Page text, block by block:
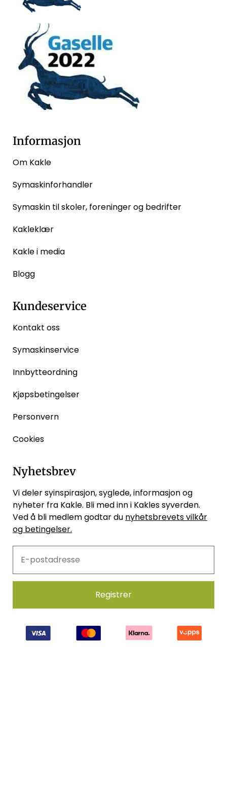
Informasjon
Om Kakle
Symaskinforhandler
Symaskin til skoler, foreninger og bedrifter
Kakleklær
Kakle i media
Blogg
Kundeservice
Kontakt oss
Symaskinservice
Innbytteordning
Kjøpsbetingelser
Personvern
Cookies
Nyhetsbrev
Vi deler syinspirasjon, syglede, informasjon og
nyheter fra Kakle. Bli med inn i Kakles syverden.
Ved å bli medlem godtar du nyhetsbrevets vilkår
og betingelser.